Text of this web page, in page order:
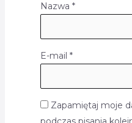
Nazwa *
E-mail *
Zapamiętaj moje